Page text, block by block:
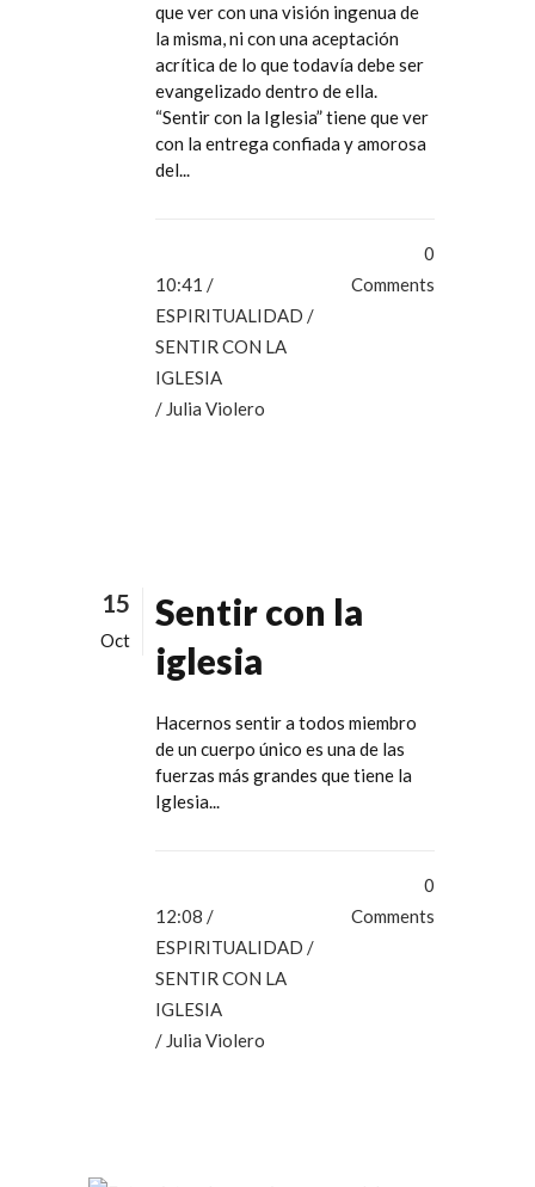
que ver con una visión ingenua de
la misma, ni con una aceptación
acrítica de lo que todavía debe ser
evangelizado dentro de ella.
“Sentir con la Iglesia” tiene que ver
con la entrega confiada y amorosa
del...
10:41 /
ESPIRITUALIDAD /
SENTIR CON LA
IGLESIA
/ Julia Violero
0
Comments
15
Oct
Sentir con la
iglesia
Hacernos sentir a todos miembro
de un cuerpo único es una de las
fuerzas más grandes que tiene la
Iglesia...
12:08 /
ESPIRITUALIDAD /
SENTIR CON LA
IGLESIA
/ Julia Violero
0
Comments